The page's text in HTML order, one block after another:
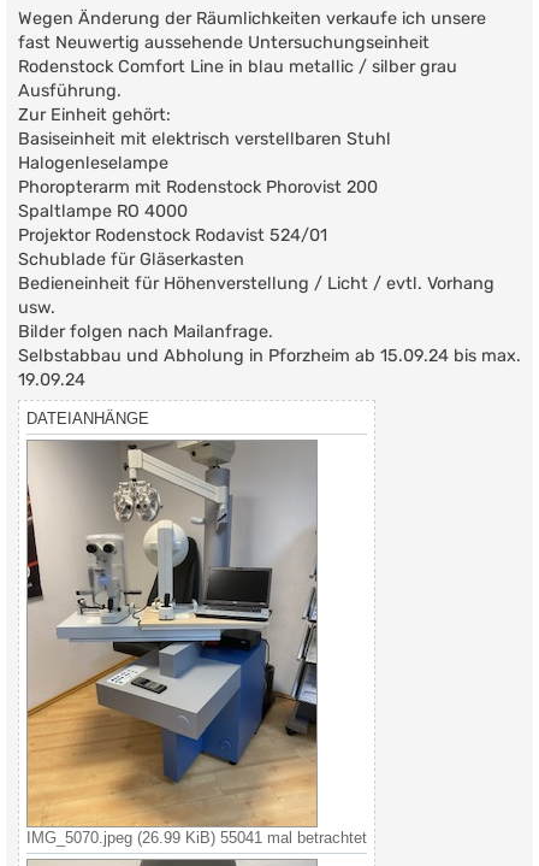
i
r
a
g
Wegen Änderung der Räumlichkeiten verkaufe ich unsere
fast Neuwertig aussehende Untersuchungseinheit
Rodenstock Comfort Line in blau metallic / silber grau
Ausführung.
Zur Einheit gehört:
Basiseinheit mit elektrisch verstellbaren Stuhl
Halogenleselampe
Phoropterarm mit Rodenstock Phorovist 200
Spaltlampe RO 4000
Projektor Rodenstock Rodavist 524/01
Schublade für Gläserkasten
Bedieneinheit für Höhenverstellung / Licht / evtl. Vorhang
usw.
Bilder folgen nach Mailanfrage.
Selbstabbau und Abholung in Pforzheim ab 15.09.24 bis max.
19.09.24
DATEIANHÄNGE
IMG_5070.jpeg (26.99 KiB) 55041 mal betrachtet